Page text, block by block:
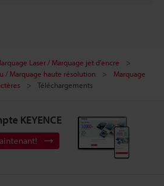
Laser / Marquage jet d'encre
/ Marquage haute résolution
Marquage
Téléchargements
KEYENCE